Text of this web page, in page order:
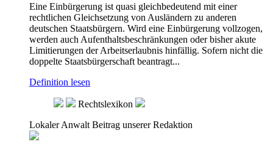
Eine Einbürgerung ist quasi gleichbedeutend mit einer
rechtlichen Gleichsetzung von Ausländern zu anderen
deutschen Staatsbürgern. Wird eine Einbürgerung vollzogen,
werden auch Aufenthaltsbeschränkungen oder bisher akute
Limitierungen der Arbeitserlaubnis hinfällig. Sofern nicht die
doppelte Staatsbürgerschaft beantragt...
Definition lesen
Rechtslexikon
Lokaler Anwalt Beitrag unserer Redaktion